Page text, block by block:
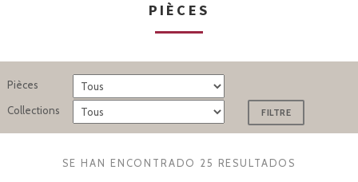
PIÈCES
Pièces
Collections
SE HAN ENCONTRADO 25 RESULTADOS